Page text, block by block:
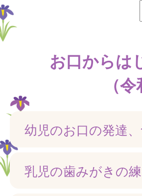
お口からは
（
幼児のお口の発達
乳児の歯みがきの